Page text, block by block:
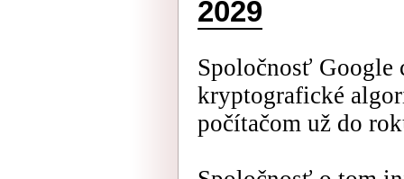
2029
Spoločnosť Google
kryptografické
počítačom už do